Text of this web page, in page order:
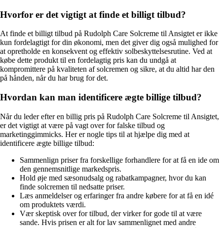
Hvorfor er det vigtigt at finde et billigt tilbud?
At finde et billigt tilbud på Rudolph Care Solcreme til Ansigtet er ikke
kun fordelagtigt for din økonomi, men det giver dig også mulighed for
at opretholde en konsekvent og effektiv solbeskyttelsesrutine. Ved at
købe dette produkt til en fordelagtig pris kan du undgå at
kompromittere på kvaliteten af solcremen og sikre, at du altid har den
på hånden, når du har brug for det.
Hvordan kan man identificere ægte billige tilbud?
Når du leder efter en billig pris på Rudolph Care Solcreme til Ansigtet,
er det vigtigt at være på vagt over for falske tilbud og
marketinggimmicks. Her er nogle tips til at hjælpe dig med at
identificere ægte billige tilbud:
Sammenlign priser fra forskellige forhandlere for at få en ide om
den gennemsnitlige markedspris.
Hold øje med sæsonudsalg og rabatkampagner, hvor du kan
finde solcremen til nedsatte priser.
Læs anmeldelser og erfaringer fra andre købere for at få en idé
om produktets værdi.
Vær skeptisk over for tilbud, der virker for gode til at være
sande. Hvis prisen er alt for lav sammenlignet med andre